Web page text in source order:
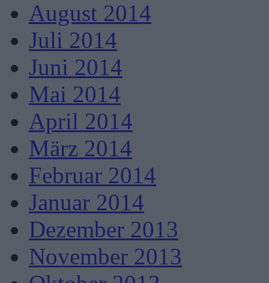
August 2014
Juli 2014
Juni 2014
Mai 2014
April 2014
März 2014
Februar 2014
Januar 2014
Dezember 2013
November 2013